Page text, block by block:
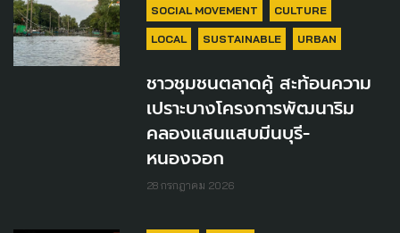
SOCIAL MOVEMENT CULTURE
LOCAL SUSTAINABLE URBAN
ชาวชุมชนตลาดคู้ สะท้อนความ
เปราะบางโครงการพัฒนาริม
คลองแสนแสบมีนบุรี-
หนองจอก
28 กรกฎาคม 2026